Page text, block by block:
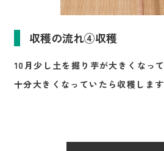
収穫の流れ④収穫
10月少し土を掘り芋が大きくなっ
十分大きくなっていたら収穫します